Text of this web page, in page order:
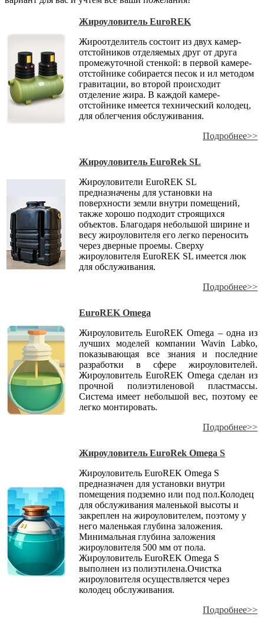
Жироуловитель EuroREK
Жироотделитель состоит из двух камер-
отстойников отделяемых друг от друга
промежуточной стенкой: в первой камере-
отстойнике собирается песок и ил методом
гравитации, во второй происходит
отделение жира. В каждой камере-
отстойнике имеется технический колодец,
для облегчения обслуживания.
Подробнее>>
Жироуловитель EuroRek SL
Жироуловители EuroREK SL
предназначены для установки на
поверхности земли внутри помещений,
также хорошо подходит строящихся
объектов. Благодаря небольшой ширине и
весу жироуловителя его легко переносить
через дверные проемы. Сверху
жироуловителя EuroREK SL имеется люк
для обслуживания.
Подробнее>>
EuroREK Omega
Жироуловитель EuroREK Omega – одна из
лучших моделей компании Wavin Labko,
показывающая все знания и последние
разработки в сфере жироуловителей.
Жироуловитель EuroREK Omega сделан из
прочной полиэтиленовой пластмассы.
Система имеет небольшой вес, поэтому ее
легко монтировать.
Подробнее>>
Жироуловитель EuroRek Omega S
Жироуловитель EuroREK Omega S
предназначен для установки внутри
помещения подземно или под пол.Колодец
для обслуживания маленькой высоты и
закреплен на жироуловителем, поэтому у
него маленькая глубина заложения.
Минимальная глубина заложения
жироуловителя 500 мм от пола.
Жироуловитель EuroREK Omega S
выполнен из полиэтилена.Очистка
жироуловителя осуществляется через
колодец обслуживания.
Подробнее>>